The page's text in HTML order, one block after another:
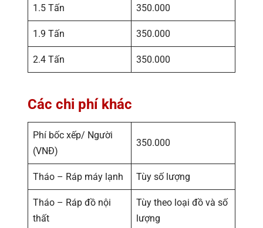
1.5 Tấn 350.000
1.9 Tấn 350.000
2.4 Tấn 350.000
Các chi phí khác
Phí bốc xếp/ Người
(VNĐ)
350.000
Tháo – Ráp máy lạnh Tùy số lượng
Tháo – Ráp đồ nội
thất
Tùy theo loại đồ và số
lượng